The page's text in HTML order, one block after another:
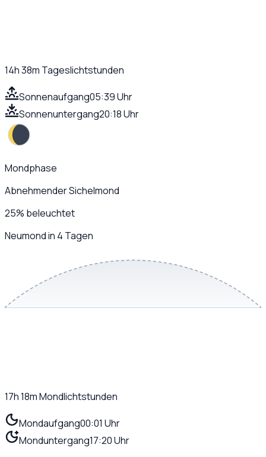
14h 38m Tageslichtstunden
Sonnenaufgang05:39 Uhr
Sonnenuntergang20:18 Uhr
Mondphase
Abnehmender Sichelmond
25% beleuchtet
Neumond in 4 Tagen
17h 18mMondlichtstunden
Mondaufgang00:01 Uhr
Monduntergang17:20 Uhr